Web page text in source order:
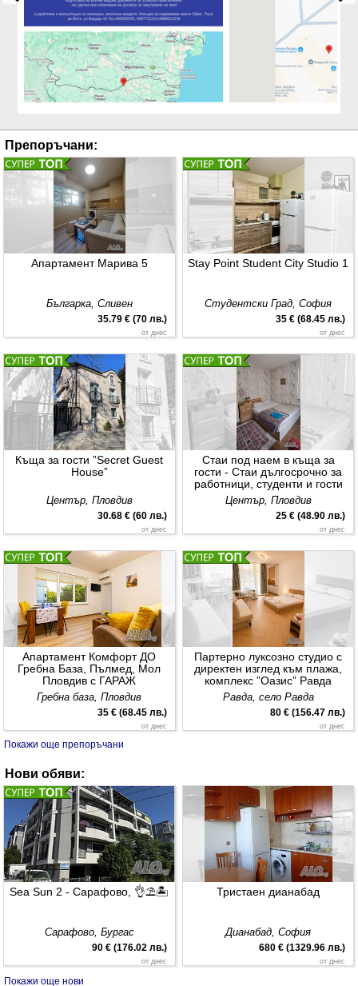
Препоръчани:
35.79 € (70 лв.)
от днес
Апартамент Марива 5
Българка, Сливен
35 € (68.45 лв.)
от днес
Stay Point Student City Studio 1
Студентски Град, София
30.68 € (60 лв.)
от днес
Къща за гости ”Secret Guest
House”
Център, Пловдив
25 € (48.90 лв.)
от днес
Стаи под наем в къща за
гости - Стаи дългосрочно за
работници, студенти и гости
на Пловдив.
Център, Пловдив
35 € (68.45 лв.)
от днес
Апартамент Комфорт ДО
Гребна База, Пълмед, Мол
Пловдив с ГАРАЖ
Гребна база, Пловдив
80 € (156.47 лв.)
от днес
Партерно луксозно студио с
директен изглед към плажа,
комплекс ”Оазис” Равда
Равда, село Равда
Sea Sun 2 - Сарафово, 👌⛱️🏝️
Сарафово, Бургас
Апартаменти под наем първа
линия море
южен плаж, град Поморие
Покажи още препоръчани
Нови обяви:
90 € (176.02 лв.)
от днес
Sea Sun 2 - Сарафово, 👌⛱️🏝️
Сарафово, Бургас
680 € (1329.96 лв.)
от днес
Тристаен дианабад
Дианабад, София
Покажи още нови